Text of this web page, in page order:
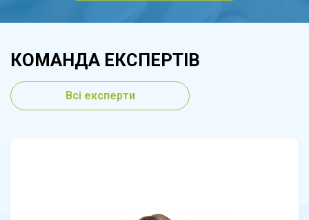
КОМАНДА ЕКСПЕРТІВ
Всі експерти